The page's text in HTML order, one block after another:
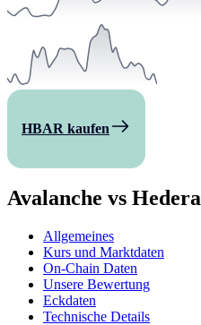
HBAR kaufen
Avalanche vs
Allgemeines
Kurs und Marktdaten
On-Chain Daten
Unsere Bewertung
Eckdaten
Technische Details